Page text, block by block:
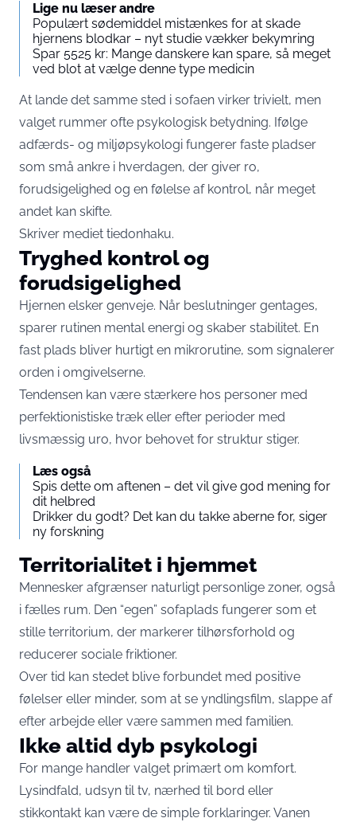
Lige nu læser andre
Populært sødemiddel mistænkes for at skade
hjernens blodkar – nyt studie vækker bekymring
Spar 5525 kr: Mange danskere kan spare, så meget
ved blot at vælge denne type medicin
At lande det samme sted i sofaen virker trivielt, men
valget rummer ofte psykologisk betydning. Ifølge
adfærds- og miljøpsykologi fungerer faste pladser
som små ankre i hverdagen, der giver ro,
forudsigelighed og en følelse af kontrol, når meget
andet kan skifte.
Skriver mediet tiedonhaku.
Tryghed kontrol og
forudsigelighed
Hjernen elsker genveje. Når beslutninger gentages,
sparer rutinen mental energi og skaber stabilitet. En
fast plads bliver hurtigt en mikrorutine, som signalerer
orden i omgivelserne.
Tendensen kan være stærkere hos personer med
perfektionistiske træk eller efter perioder med
livsmæssig uro, hvor behovet for struktur stiger.
Læs også
Spis dette om aftenen – det vil give god mening for
dit helbred
Drikker du godt? Det kan du takke aberne for, siger
ny forskning
Territorialitet i hjemmet
Mennesker afgrænser naturligt personlige zoner, også
i fælles rum. Den “egen” sofaplads fungerer som et
stille territorium, der markerer tilhørsforhold og
reducerer sociale friktioner.
Over tid kan stedet blive forbundet med positive
følelser eller minder, som at se yndlingsfilm, slappe af
efter arbejde eller være sammen med familien.
Ikke altid dyb psykologi
For mange handler valget primært om komfort.
Lysindfald, udsyn til tv, nærhed til bord eller
stikkontakt kan være de simple forklaringer. Vanen